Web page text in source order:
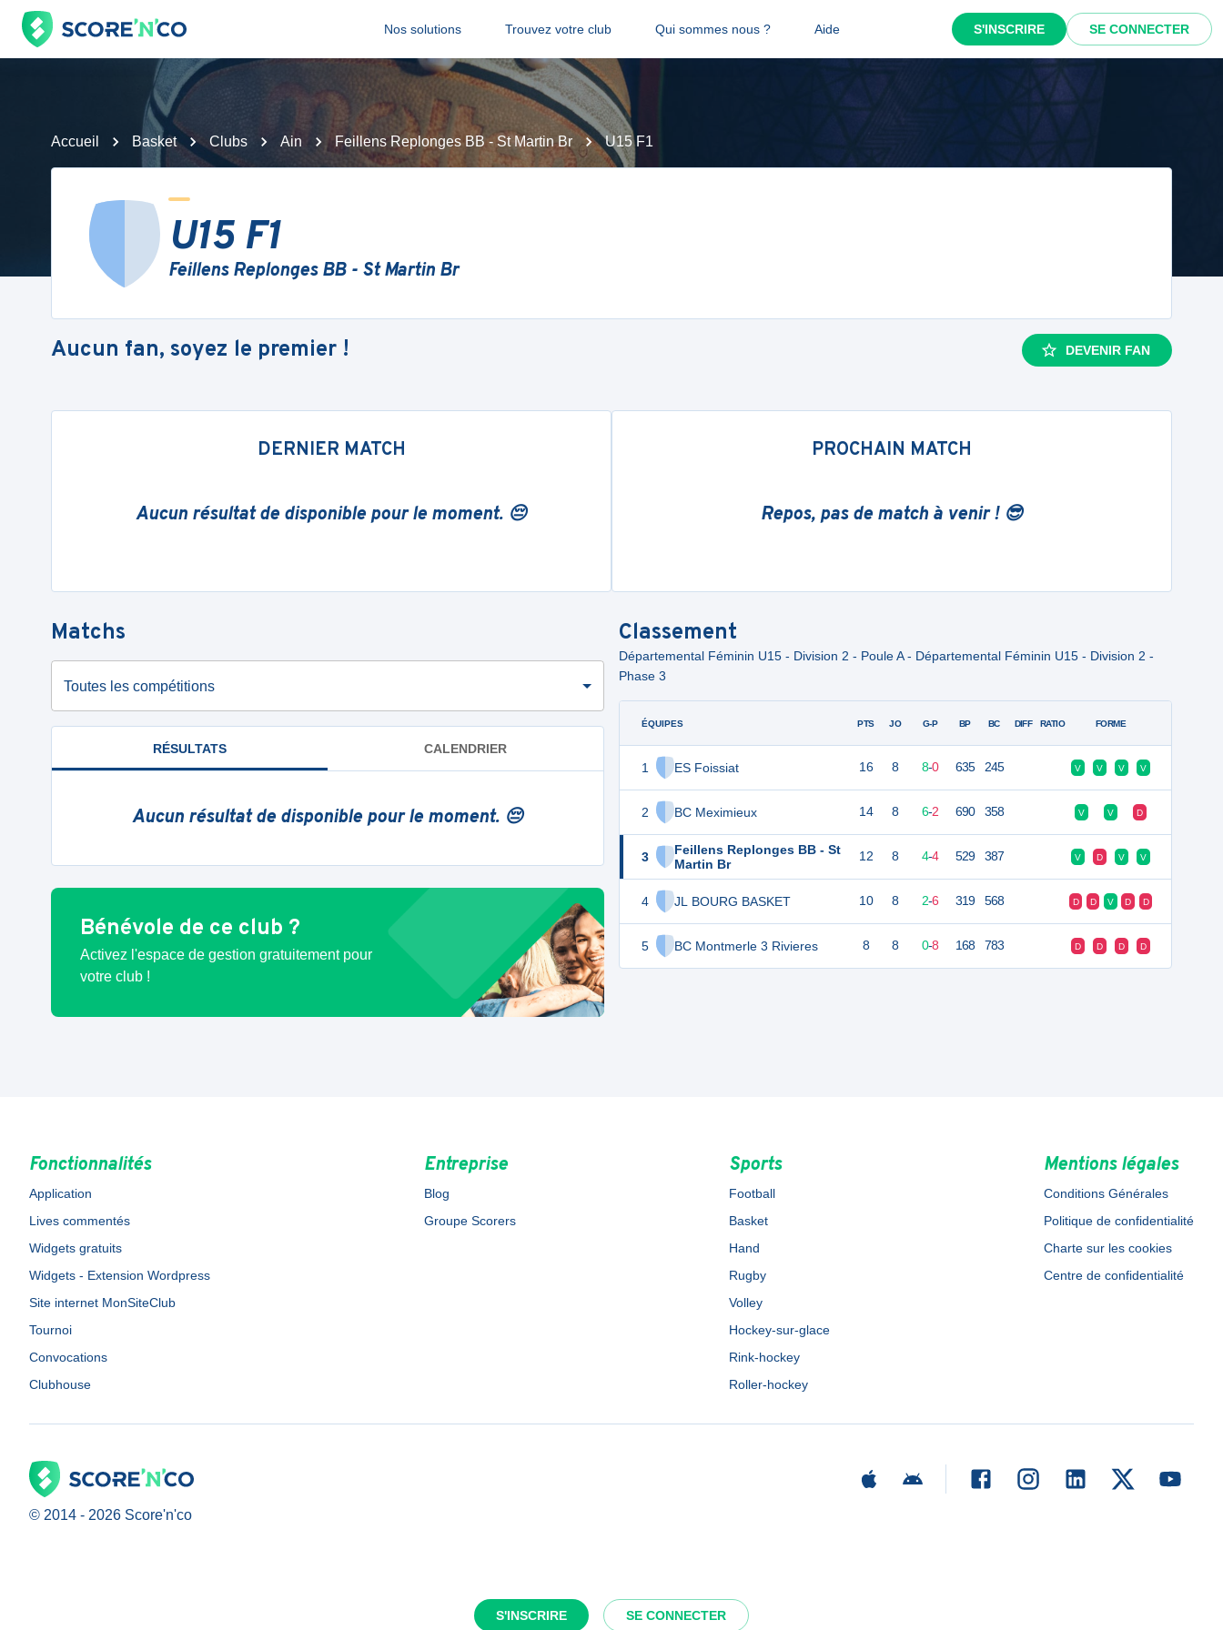
Nos solutions Trouvez votre club Qui sommes nous ? Aide S'INSCRIRE SE CONNECTER
S'INSCRIRE SE CONNECTER
Accueil Basket Clubs Ain Feillens Replonges BB - St Martin Br U15 F1
U15 F1
Feillens Replonges BB - St Martin Br
Aucun fan, soyez le premier ! DEVENIR FAN
DERNIER MATCH
Aucun résultat de disponible pour le moment. 😔
PROCHAIN MATCH
Repos, pas de match à venir ! 😎
Matchs
Toutes les compétitions
RÉSULTATS CALENDRIER
Aucun résultat de disponible pour le moment. 😔
Bénévole de ce club ?
Activez l'espace de gestion gratuitement pour
votre club !
Classement
Départemental Féminin U15 - Division 2 - Poule A - Départemental Féminin U15 - Division 2 -
Phase 3
ÉQUIPES
1 ES Foissiat
2 BC Meximieux
3
Feillens Replonges BB - St
Martin Br
4 JL BOURG BASKET
5 BC Montmerle 3 Rivieres
PTS JO G-P BP BC DIFF RATIO FORME
16 8 8-0 635 245 V V V V
14 8 6-2 690 358 V V D
12 8 4-4 529 387 V D V V
10 8 2-6 319 568 D D V D D
8 8 0-8 168 783 D D D D
Fonctionnalités
Application
Lives commentés
Widgets gratuits
Widgets - Extension Wordpress
Site internet MonSiteClub
Tournoi
Convocations
Clubhouse
Entreprise
Blog
Groupe Scorers
Sports
Football
Basket
Hand
Rugby
Volley
Hockey-sur-glace
Rink-hockey
Roller-hockey
Mentions légales
Conditions Générales
Politique de confidentialité
Charte sur les cookies
Centre de confidentialité
© 2014 - 2026 Score'n'co